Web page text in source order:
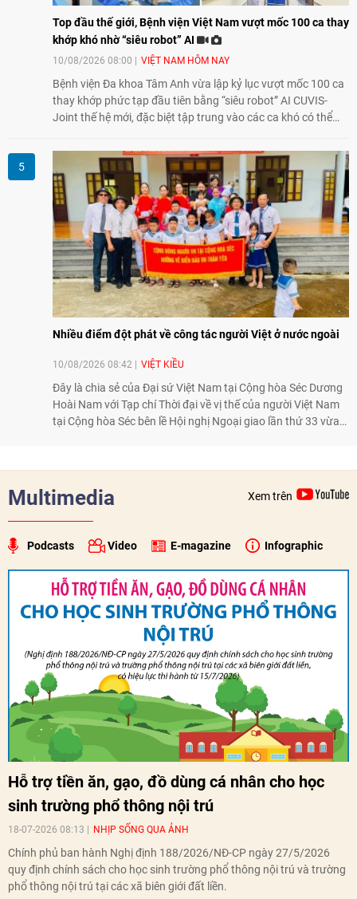
Top đầu thế giới, Bệnh viện Việt Nam vượt mốc 100 ca thay
khớp khó nhờ “siêu robot” AI
10/08/2026 08:00 VIỆT NAM HÔM NAY
Bệnh viện Đa khoa Tâm Anh vừa lập kỷ lục vượt mốc 100 ca
thay khớp phức tạp đầu tiên bằng “siêu robot” AI CUVIS-
Joint thế hệ mới, đặc biệt tập trung vào các ca khó có thể
mở ra cơ hội mới cho nhiều người bệnh đang đối mặt nguy
cơ “tàn phế”.
Nhiều điểm đột phát về công tác người Việt ở nước ngoài
10/08/2026 08:42 VIỆT KIỀU
Đây là chia sẻ của Đại sứ Việt Nam tại Cộng hòa Séc Dương
Hoài Nam với Tạp chí Thời đại về vị thế của người Việt Nam
tại Cộng hòa Séc bên lề Hội nghị Ngoại giao lần thứ 33 vừa
Multimedia Xem trên
Podcasts Video E-magazine Infographic
Hỗ trợ tiền ăn, gạo, đồ dùng cá nhân cho học
sinh trường phổ thông nội trú
18-07-2026 08:13 NHỊP SỐNG QUA ẢNH
Chính phủ ban hành Nghị định 188/2026/NĐ-CP ngày 27/5/2026
quy định chính sách cho học sinh trường phổ thông nội trú và trường
phổ thông nội trú tại các xã biên giới đất liền.